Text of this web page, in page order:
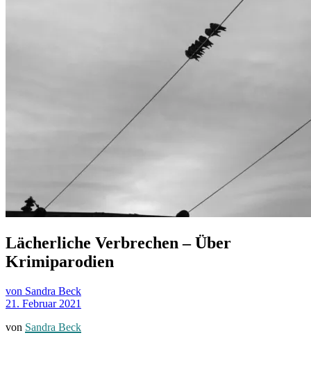
Lächerliche Verbrechen – Über
Krimiparodien
von Sandra Beck
21. Februar 2021
von Sandra Beck